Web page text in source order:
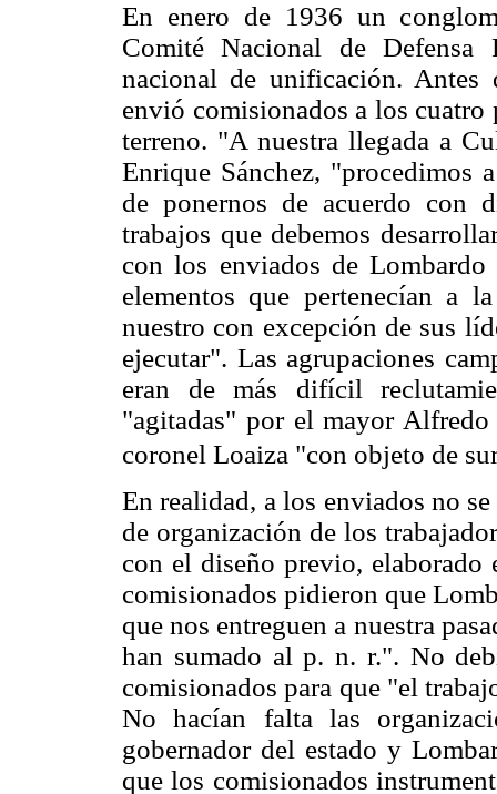
En enero de 1936 un
Comité Nacional de Defensa
nacional de unificación. Antes
envió comisionados a los cuatro
terreno. "A nuestra llegada a
Enrique Sánchez, "procedimos
de ponernos de acuerdo con
trabajos que debemos
con los enviados de
elementos que pertenecían a
nuestro con excepción de sus
ejecutar". Las agrupaciones
eran de más difícil
"agitadas" por el mayor Alfredo
coronel Loaiza "con objeto de
En realidad, a los enviados no
de organización de los
con el diseño previo,
comisionados pidieron que
que nos entreguen a nuestra
han sumado al p. n. r.". No
comisionados para que "el
No hacían falta las
gobernador del estado y
que los comisionados